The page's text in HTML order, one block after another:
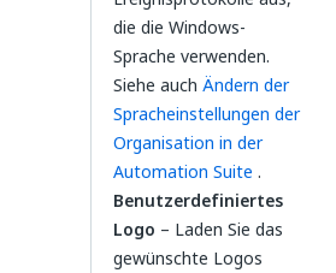
die die Windows-
Sprache verwenden.
Siehe auch Ändern der
Spracheinstellungen der
Organisation in der
Automation Suite .
Benutzerdefiniertes
Logo – Laden Sie das
gewünschte Logos